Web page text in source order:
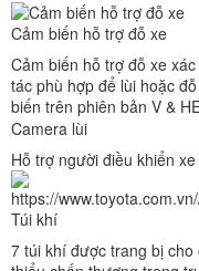
Cảm biến hỗ trợ đỗ xe
Cảm biến hỗ trợ đỗ xe
tác phù hợp để lùi hoặc
biến trên phiên bản V &
Camera lùi
Hỗ trợ người điều khiển
Túi khí
7 túi khí được trang bị